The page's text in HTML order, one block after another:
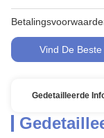
Vind De Beste
Gedetailleerde